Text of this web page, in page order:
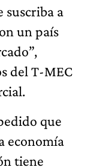
suscriba a
un país
del T-MEC
que
economía
tiene